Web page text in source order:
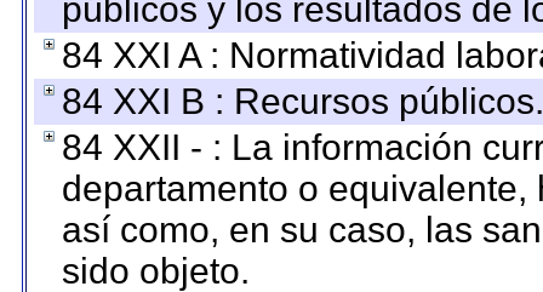
públicos y los resultados de
84 XXI A : Normatividad
84 XXI B : Recursos públicos.
84 XXII - : La información
departamento o
así como, en su caso, las
sido objeto.